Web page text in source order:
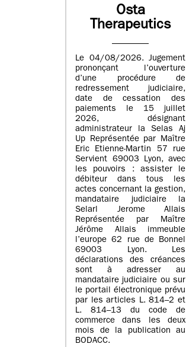
Osta
Therapeutics
Le 04/08/2026. Jugement
prononçant l’ouverture
d’une procédure de
redressement judiciaire,
date de cessation des
paiements le 15 juillet
2026, désignant
administrateur la Selas Aj
Up Représentée par Maître
Eric Etienne-Martin 57 rue
Servient 69003 Lyon, avec
les pouvoirs : assister le
débiteur dans tous les
actes concernant la gestion,
mandataire judiciaire la
Selarl Jerome Allais
Représentée par Maître
Jérôme Allais immeuble
l’europe 62 rue de Bonnel
69003 Lyon. Les
déclarations des créances
sont à adresser au
mandataire judiciaire ou sur
le portail électronique prévu
par les articles L. 814–2 et
L. 814–13 du code de
commerce dans les deux
mois de la publication au
BODACC.